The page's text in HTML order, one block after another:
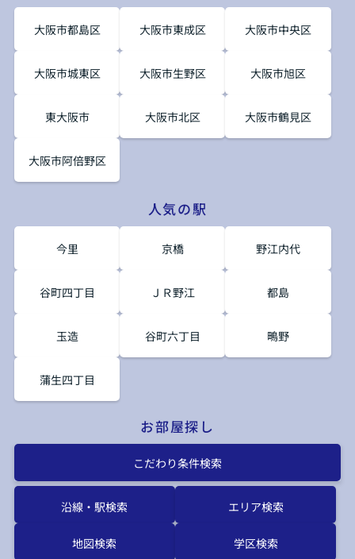
大阪市都島区 大阪市東成区 大阪市中央区
大阪市城東区 大阪市生野区 大阪市旭区
東大阪市 大阪市北区 大阪市鶴見区
大阪市阿倍野区
人気の駅
今里 京橋 野江内代
谷町四丁目 ＪＲ野江 都島
玉造 谷町六丁目 鴫野
蒲生四丁目
お部屋探し
こだわり条件検索
沿線・駅検索 エリア検索
地図検索 学区検索